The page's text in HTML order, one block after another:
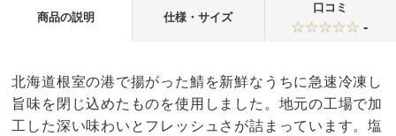
商品の説明 仕様・サイズ
口コミ
-
北海道根室の港で揚がった鯖を新鮮なうちに急速冷凍し
旨味を閉じ込めたものを使用しました。地元の工場で加
工した深い味わいとフレッシュさが詰まっています。塩